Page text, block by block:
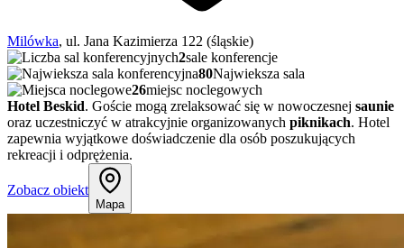
Milówka, ul. Jana Kazimierza 122 (śląskie)
2sale konferencje
80Najwieksza sala
26miejsc noclegowych
Hotel Beskid. Goście mogą zrelaksować się w nowoczesnej saunie
oraz uczestniczyć w atrakcyjnie organizowanych piknikach. Hotel
zapewnia wyjątkowe doświadczenie dla osób poszukujących
rekreacji i odprężenia.
Zobacz obiekt
Mapa